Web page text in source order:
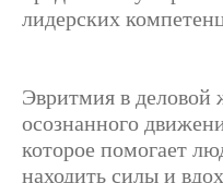
лидерских
Эвритмия в деловой
осознанного
которое помогает
находить силы и